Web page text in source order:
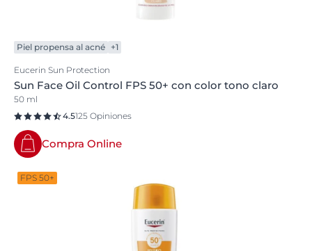
Piel propensa al acné +1
Eucerin Sun Protection
Sun Face Oil Control FPS 50+ con color tono claro
50 ml
4.5125 Opiniones
Compra Online
FPS 50+